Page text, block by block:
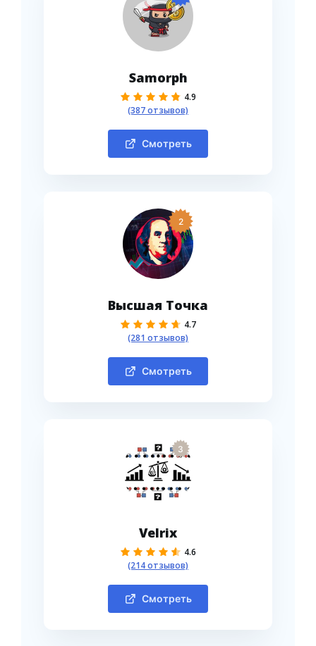
Samorph
4.9
(387 отзывов)
Смотреть
2
Высшая Точка
4.7
(281 отзывов)
Смотреть
3
Velrix
4.6
(214 отзывов)
Смотреть